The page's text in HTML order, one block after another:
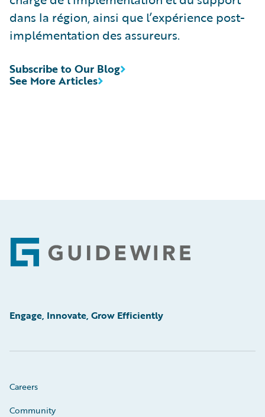
dans la région, ainsi que l’expérience post-
implémentation des assureurs.
See More Articles
Subscribe to Our Blog
Footer
Engage, Innovate, Grow Efficiently
Careers
Community